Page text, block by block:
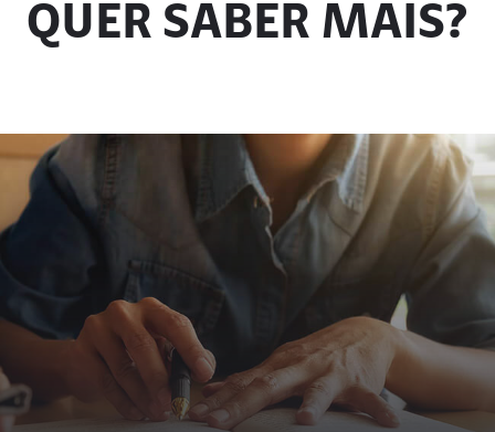
QUER SABER MAIS?